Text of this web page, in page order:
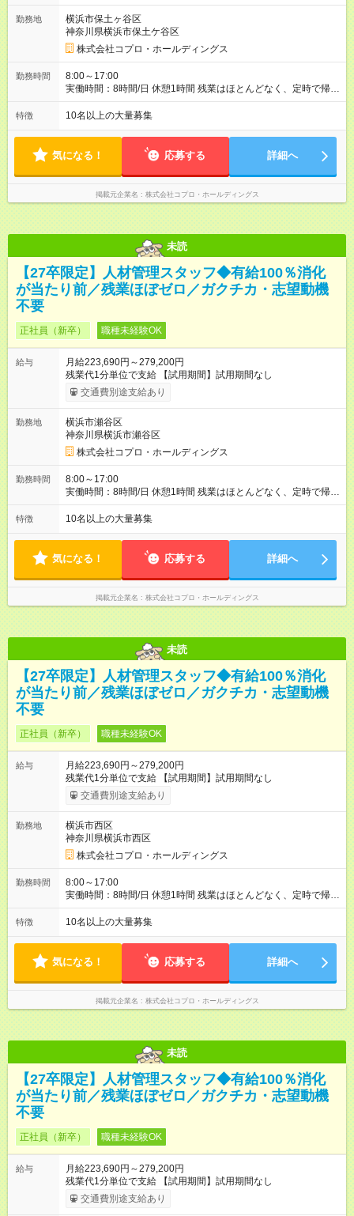
勤務地
横浜市保土ヶ谷区
神奈川県横浜市保土ケ谷区
株式会社コプロ・ホールディングス
勤務時間
8:00～17:00
実働時間：8時間/日 休憩1時間 残業はほとんどなく、定時で帰れ
る日が多い働き方です。 毎日の業務は進捗管理や事務が中心な
ので、 「今日やるべき仕事」が終われば、自然と区切りをつけ
方を大切にしています。
特徴 10名以上の大量募集
気になる！ 応募する 詳細へ
掲載元企業名 株式会社コプロ・ホールディングス
未読
【27卒限定】人材管理スタッフ◆有給100％消化
が当たり前／残業ほぼゼロ／ガクチカ・志望動機
不要
正社員（新卒） 職種未経験OK
給与
月給223,690円～279,200円
残業代1分単位で支給 【試用期間】試用期間なし
交通費別途支給あり
勤務地
横浜市瀬谷区
神奈川県横浜市瀬谷区
株式会社コプロ・ホールディングス
勤務時間
8:00～17:00
実働時間：8時間/日 休憩1時間 残業はほとんどなく、定時で帰れ
る日が多い働き方です。 毎日の業務は進捗管理や事務が中心な
ので、 「今日やるべき仕事」が終われば、自然と区切りをつけ
方を大切にしています。
特徴 10名以上の大量募集
気になる！ 応募する 詳細へ
掲載元企業名 株式会社コプロ・ホールディングス
未読
【27卒限定】人材管理スタッフ◆有給100％消化
が当たり前／残業ほぼゼロ／ガクチカ・志望動機
不要
正社員（新卒） 職種未経験OK
給与
月給223,690円～279,200円
残業代1分単位で支給 【試用期間】試用期間なし
交通費別途支給あり
勤務地
横浜市西区
神奈川県横浜市西区
株式会社コプロ・ホールディングス
勤務時間
8:00～17:00
実働時間：8時間/日 休憩1時間 残業はほとんどなく、定時で帰れ
る日が多い働き方です。 毎日の業務は進捗管理や事務が中心な
ので、 「今日やるべき仕事」が終われば、自然と区切りをつけ
方を大切にしています。
特徴 10名以上の大量募集
気になる！ 応募する 詳細へ
掲載元企業名 株式会社コプロ・ホールディングス
未読
【27卒限定】人材管理スタッフ◆有給100％消化
が当たり前／残業ほぼゼロ／ガクチカ・志望動機
不要
正社員（新卒） 職種未経験OK
給与
月給223,690円～279,200円
残業代1分単位で支給 【試用期間】試用期間なし
交通費別途支給あり